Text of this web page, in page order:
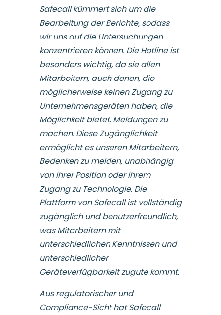
Safecall kümmert sich um die
Bearbeitung der Berichte, sodass
wir uns auf die Untersuchungen
konzentrieren können. Die Hotline ist
besonders wichtig, da sie allen
Mitarbeitern, auch denen, die
möglicherweise keinen Zugang zu
Unternehmensgeräten haben, die
Möglichkeit bietet, Meldungen zu
machen. Diese Zugänglichkeit
ermöglicht es unseren Mitarbeitern,
Bedenken zu melden, unabhängig
von ihrer Position oder ihrem
Zugang zu Technologie. Die
Plattform von Safecall ist vollständig
zugänglich und benutzerfreundlich,
was Mitarbeitern mit
unterschiedlichen Kenntnissen und
unterschiedlicher
Geräteverfügbarkeit zugute kommt.
Aus regulatorischer und
Compliance-Sicht hat Safecall